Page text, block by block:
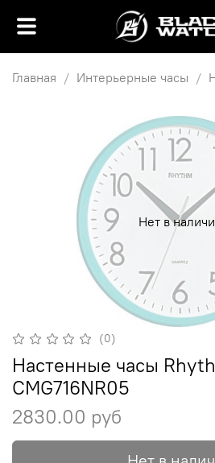
Главная Интерьерные часы
Нет в
(0)
Настенные часы
CMG716NR05
2830.00 руб